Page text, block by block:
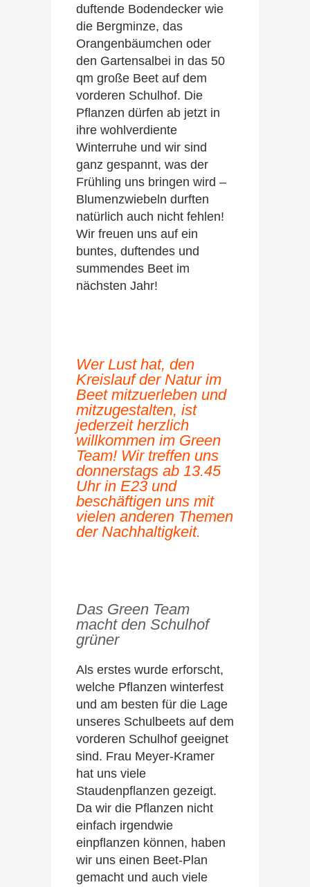
duftende Bodendecker wie
die Bergminze, das
Orangenbäumchen oder
den Gartensalbei in das 50
qm große Beet auf dem
vorderen Schulhof. Die
Pflanzen dürfen ab jetzt in
ihre wohlverdiente
Winterruhe und wir sind
ganz gespannt, was der
Frühling uns bringen wird –
Blumenzwiebeln durften
natürlich auch nicht fehlen!
Wir freuen uns auf ein
buntes, duftendes und
summendes Beet im
nächsten Jahr!
Wer Lust hat, den
Kreislauf der Natur im
Beet mitzuerleben und
mitzugestalten, ist
jederzeit herzlich
willkommen im Green
Team! Wir treffen uns
donnerstags ab 13.45
Uhr in E23 und
beschäftigen uns mit
vielen anderen Themen
der Nachhaltigkeit.
Das Green Team
macht den Schulhof
grüner
Als erstes wurde erforscht,
welche Pflanzen winterfest
und am besten für die Lage
unseres Schulbeets auf dem
vorderen Schulhof geeignet
sind. Frau Meyer-Kramer
hat uns viele
Staudenpflanzen gezeigt.
Da wir die Pflanzen nicht
einfach irgendwie
einpflanzen können, haben
wir uns einen Beet-Plan
gemacht und auch viele